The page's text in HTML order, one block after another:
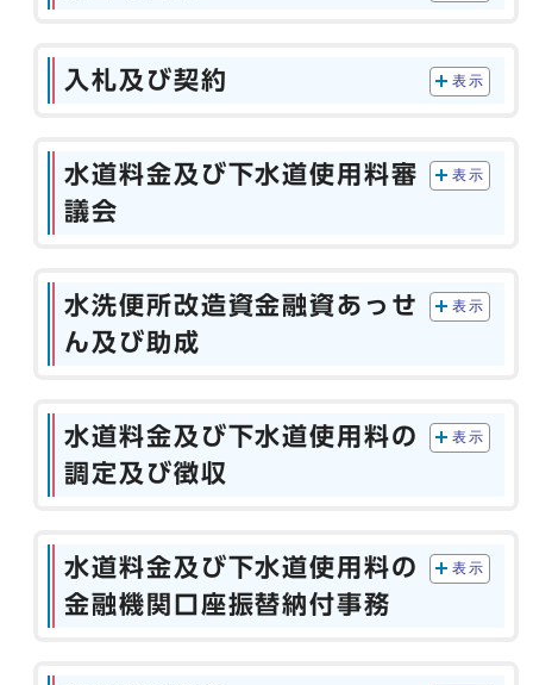
入札及び契約 表示
水道料金及び下水道使用料審
議会
表示
水洗便所改造資金融資あっせ
ん及び助成
表示
水道料金及び下水道使用料の
調定及び徴収
表示
水道料金及び下水道使用料の
金融機関口座振替納付事務
表示